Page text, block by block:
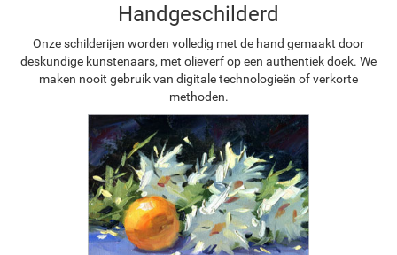
Handgeschilderd
Onze schilderijen worden volledig met de hand gemaakt door
deskundige kunstenaars, met olieverf op een authentiek doek. We
maken nooit gebruik van digitale technologieën of verkorte
methoden.